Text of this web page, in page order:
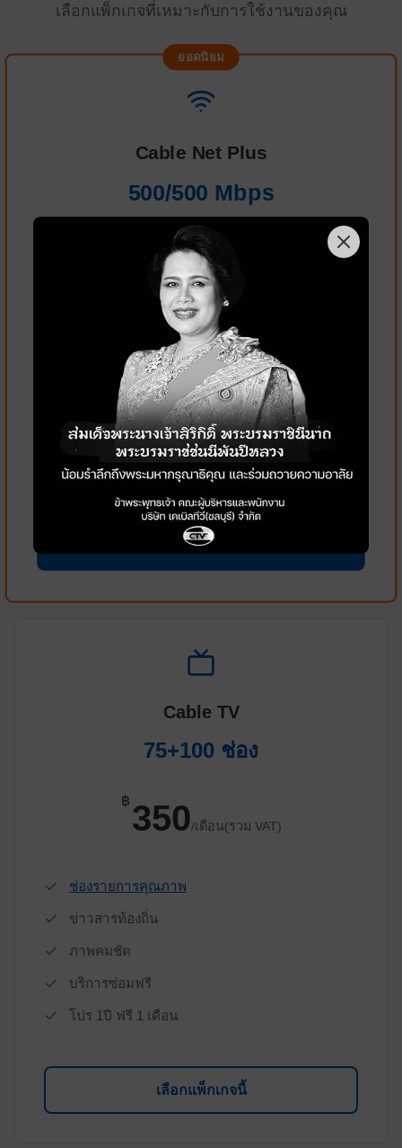
เลือกแพ็กเกจที่เหมาะกับการใช้งานของคุณ
ยอดนิยม
Cable Net Plus
500/500 Mbps
530/เดือน(รวม VAT)
Cable TV 75+100 ช่อง
อินเทอร์เน็ตความเร็วสูง
ฟรีค่าติดตั้ง
อุปกรณ์ Router WiFi
ไม่มีสัญญาผูกมัด
เลือกแพ็กเกจนี้
Cable TV
75+100 ช่อง
฿ 350/เดือน(รวม VAT)
ช่องรายการคุณภาพ
ข่าวสารท้องถิ่น
ภาพคมชัด
บริการซ่อมฟรี
โปร 1ปี ฟรี 1 เดือน
เลือกแพ็กเกจนี้